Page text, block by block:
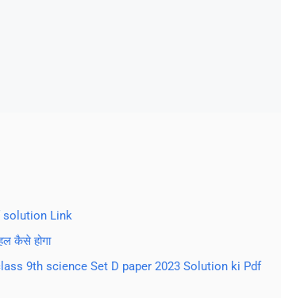
solution Link
कैसे होगा
class 9th science Set D paper 2023 Solution ki Pdf